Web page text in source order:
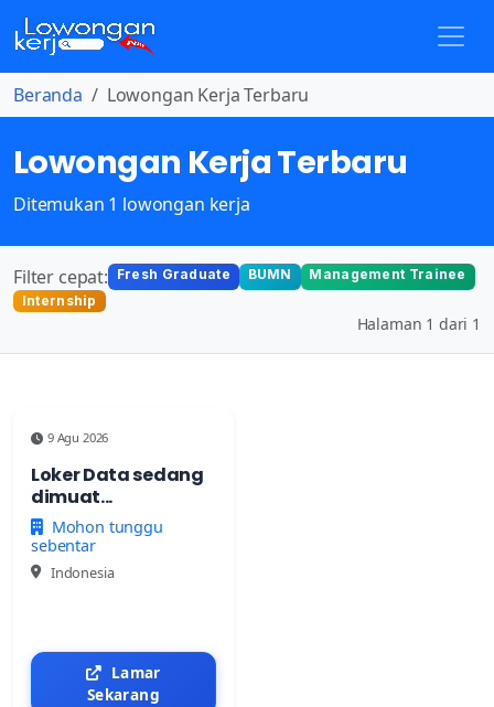
Beranda Lowongan Kerja Terbaru
Lowongan Kerja Terbaru
Ditemukan 1 lowongan kerja
Filter cepat: Fresh Graduate BUMN
Management Trainee
Internship
Halaman 1 dari 1
9 Agu 2026
Loker Data sedang
dimuat...
Mohon tunggu
sebentar
Indonesia
Lamar
Sekarang